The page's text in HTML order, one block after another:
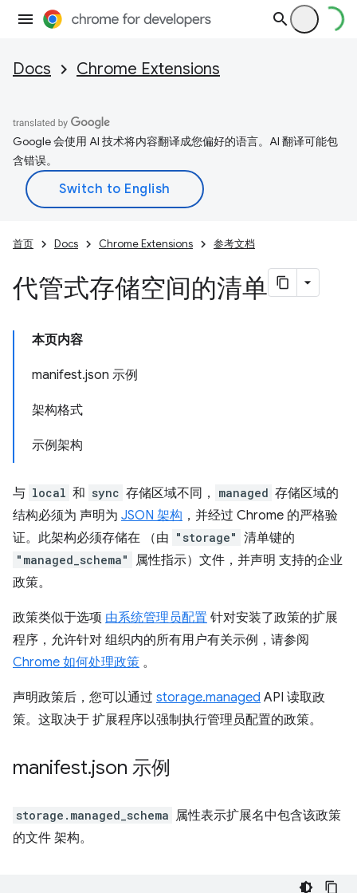
Docs Chrome Extensions
Google 会使用 AI 技术将内容翻译成您偏好的语言。AI 翻译可能包
含错误。
首页 Docs Chrome Extensions 参考文档
代管式存储空间的清单
本页内容
manifest.json 示例
架构格式
示例架构
与 local 和 sync 存储区域不同， managed 存储区域的
结构必须为 声明为 JSON 架构 ，并经过 Chrome 的严格验
证。此架构必须存储在 （由 "storage" 清单键的
"managed_schema"
属性指示）文件，并声明 支持的企业
政策。
政策类似于选项 由系统管理员配置 针对安装了政策的扩展
程序，允许针对 组织内的所有用户有关示例，请参阅
Chrome 如何处理政策 。
声明政策后，您可以通过 storage.managed API 读取政
策。这取决于 扩展程序以强制执行管理员配置的政策。
manifest.json 示例
storage.managed_schema 属性表示扩展名中包含该政策
的文件 架构。